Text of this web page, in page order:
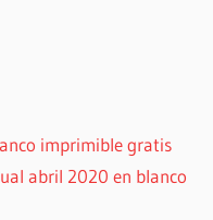
imprimible gratis
abril 2020 en blanco